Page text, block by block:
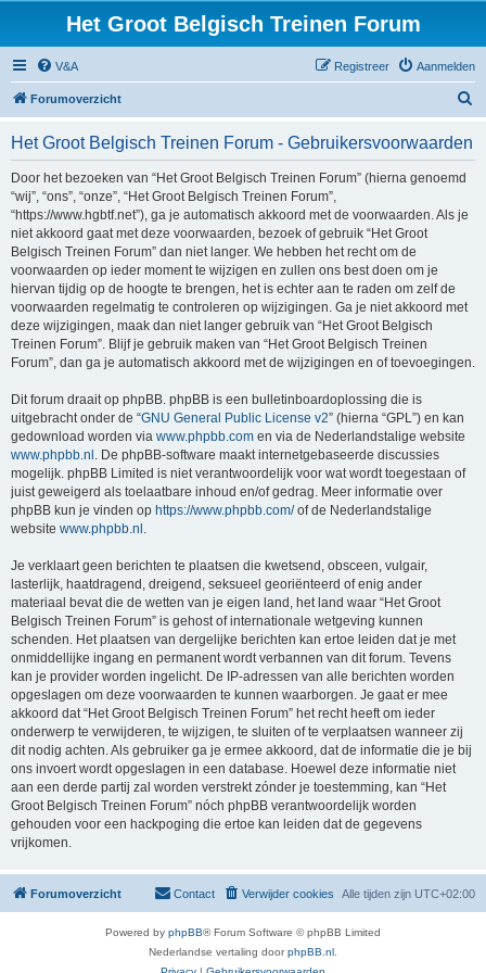
Het Groot Belgisch Treinen Forum
V&A Aanmelden
Registreer
Forumoverzicht
Het Groot Belgisch Treinen Forum - Gebruikersvoorwaarden
Door het bezoeken van “Het Groot Belgisch Treinen Forum” (hierna genoemd
“wij”, “ons”, “onze”, “Het Groot Belgisch Treinen Forum”,
“https://www.hgbtf.net”), ga je automatisch akkoord met de voorwaarden. Als je
niet akkoord gaat met deze voorwaarden, bezoek of gebruik “Het Groot
Belgisch Treinen Forum” dan niet langer. We hebben het recht om de
voorwaarden op ieder moment te wijzigen en zullen ons best doen om je
hiervan tijdig op de hoogte te brengen, het is echter aan te raden om zelf de
voorwaarden regelmatig te controleren op wijzigingen. Ga je niet akkoord met
deze wijzigingen, maak dan niet langer gebruik van “Het Groot Belgisch
Treinen Forum”. Blijf je gebruik maken van “Het Groot Belgisch Treinen
Forum”, dan ga je automatisch akkoord met de wijzigingen en of toevoegingen.
Dit forum draait op phpBB. phpBB is een bulletinboardoplossing die is
uitgebracht onder de “GNU General Public License v2” (hierna “GPL”) en kan
gedownload worden via www.phpbb.com en via de Nederlandstalige website
www.phpbb.nl . De phpBB-software maakt internetgebaseerde discussies
mogelijk. phpBB Limited is niet verantwoordelijk voor wat wordt toegestaan of
juist geweigerd als toelaatbare inhoud en/of gedrag. Meer informatie over
phpBB kun je vinden op https://www.phpbb.com/of de Nederlandstalige
website www.phpbb.nl .
Je verklaart geen berichten te plaatsen die kwetsend, obsceen, vulgair,
lasterlijk, haatdragend, dreigend, seksueel georiënteerd of enig ander
materiaal bevat die de wetten van je eigen land, het land waar “Het Groot
Belgisch Treinen Forum” is gehost of internationale wetgeving kunnen
schenden. Het plaatsen van dergelijke berichten kan ertoe leiden dat je met
onmiddellijke ingang en permanent wordt verbannen van dit forum. Tevens
kan je provider worden ingelicht. De IP-adressen van alle berichten worden
opgeslagen om deze voorwaarden te kunnen waarborgen. Je gaat er mee
akkoord dat “Het Groot Belgisch Treinen Forum” het recht heeft om ieder
onderwerp te verwijderen, te wijzigen, te sluiten of te verplaatsen wanneer zij
dit nodig achten. Als gebruiker ga je ermee akkoord, dat de informatie die je bij
ons invoert wordt opgeslagen in een database. Hoewel deze informatie niet
aan een derde partij zal worden verstrekt zónder je toestemming, kan “Het
Groot Belgisch Treinen Forum” nóch phpBB verantwoordelijk worden
gehouden voor een hackpoging die ertoe kan leiden dat de gegevens
vrijkomen.
Forumoverzicht Alle tijden zijn UTC+02:00
Verwijder cookies
Contact
Powered by phpBB® Forum Software © phpBB Limited
Nederlandse vertaling doorphpBB.nl